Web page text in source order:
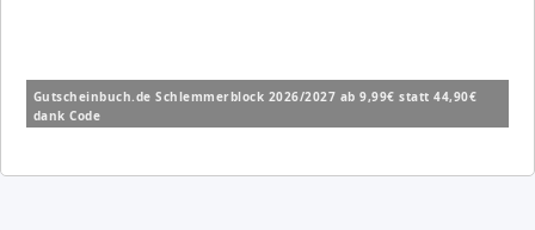
Gutscheinbuch.de Schlemmerblock 2026/2027 ab 9,99€ statt 44,90€
dank Code